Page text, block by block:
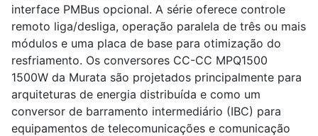
interface PMBus opcional. A série oferece controle
remoto liga/desliga, operação paralela de três ou mais
módulos e uma placa de base para otimização do
resfriamento. Os conversores CC-CC MPQ1500
1500W da Murata são projetados principalmente para
arquiteturas de energia distribuída e como um
conversor de barramento intermediário (IBC) para
equipamentos de telecomunicações e comunicação